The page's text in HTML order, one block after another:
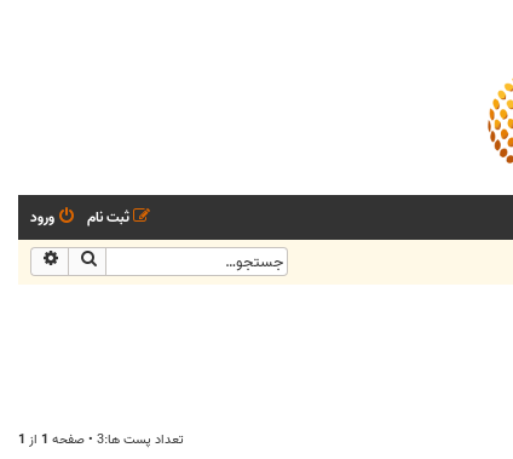
ورود
ثبت نام
جستجو
تعداد پست ها:3 • صفحه 1 از 1